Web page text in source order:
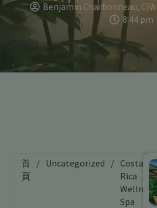
Benjamin Charbonneau, CFA
8:44 pm
首
頁
/ Uncategorized / Costa
Rica
Wellness
Spa